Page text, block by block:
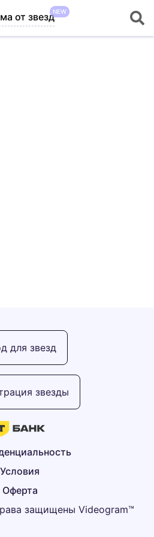
от звездNEW
защищены Videogram™
Оферта
Условия
звезды
для звезд